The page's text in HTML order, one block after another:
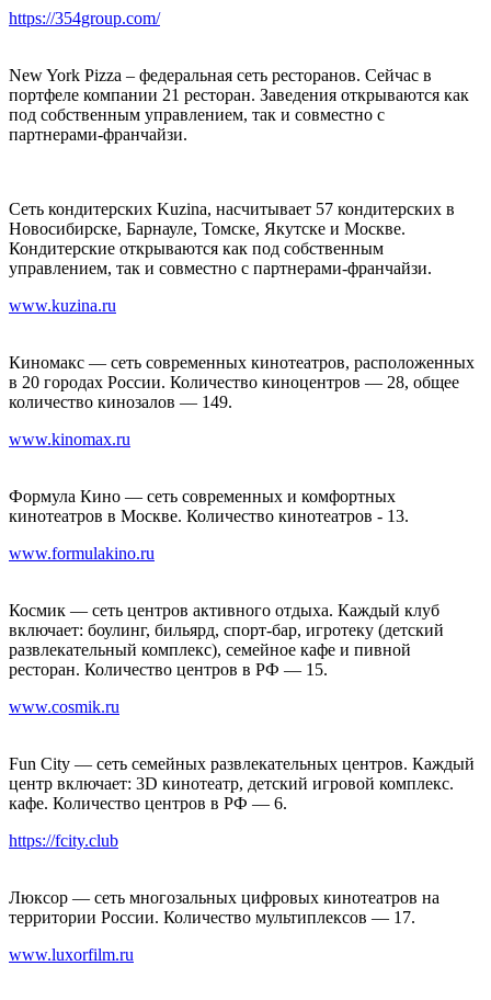
https://354group.com/
New York Pizza – федеральная сеть ресторанов. Сейчас в
портфеле компании 21 ресторан. Заведения открываются как
под собственным управлением, так и совместно с
партнерами-франчайзи.
Сеть кондитерских Kuzina, насчитывает 57 кондитерских в
Новосибирске, Барнауле, Томске, Якутске и Москве.
Кондитерские открываются как под собственным
управлением, так и совместно с партнерами-франчайзи.
www.kuzina.ru
Киномакс — сеть современных кинотеатров, расположенных
в 20 городах России. Количество киноцентров — 28, общее
количество кинозалов — 149.
www.kinomax.ru
Формула Кино — сеть современных и комфортных
кинотеатров в Москве. Количество кинотеатров - 13.
www.formulakino.ru
Космик — сеть центров активного отдыха. Каждый клуб
включает: боулинг, бильярд, спорт-бар, игротеку (детский
развлекательный комплекс), семейное кафе и пивной
ресторан. Количество центров в РФ — 15.
www.cosmik.ru
Fun City — сеть семейных развлекательных центров. Каждый
центр включает: 3D кинотеатр, детский игровой комплекс.
кафе. Количество центров в РФ — 6.
https://fcity.club
Люксор — сеть многозальных цифровых кинотеатров на
территории России. Количество мультиплексов — 17.
www.luxorfilm.ru